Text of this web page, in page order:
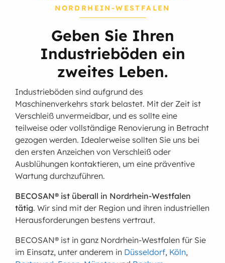
NORDRHEIN-WESTFALEN
Geben Sie Ihren
Industrieböden ein
zweites Leben.
Industrieböden sind aufgrund des
Maschinenverkehrs stark belastet. Mit der Zeit ist
Verschleiß unvermeidbar, und es sollte eine
teilweise oder vollständige Renovierung in Betracht
gezogen werden. Idealerweise sollten Sie uns bei
den ersten Anzeichen von Verschleiß oder
Ausblühungen kontaktieren, um eine präventive
Wartung durchzuführen.
BECOSAN® ist überall in Nordrhein-Westfalen
tätig. Wir sind mit der Region und ihren industriellen
Herausforderungen bestens vertraut.
BECOSAN® ist in ganz Nordrhein-Westfalen für Sie
im Einsatz, unter anderem in Düsseldorf, Köln,